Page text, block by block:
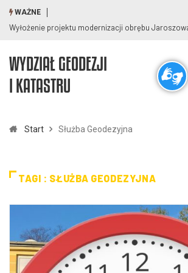
visibility_off
zoom_out
Czcionki
remove_circle_outline
WAŻNE
Wyłożenie projektu modernizacji obrębu
WYDZIAŁ GEODEZJI
I KATASTRU
Start Służba Geodezyjna
TAGI : SŁUŻBA GEODEZYJNA